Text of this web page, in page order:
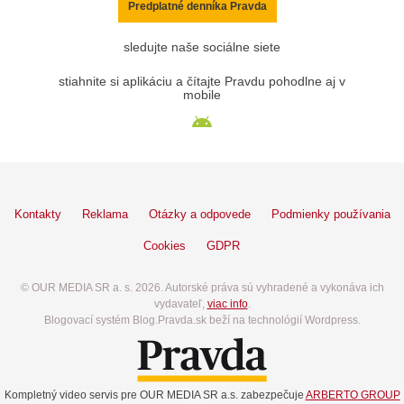
Predplatné denníka Pravda
sledujte naše sociálne siete
stiahnite si aplikáciu a čítajte Pravdu pohodlne aj v
mobile
Kontakty Reklama Otázky a odpovede Podmienky používania
Cookies GDPR
© OUR MEDIA SR a. s. 2026. Autorské práva sú vyhradené a vykonáva ich
vydavateľ, viac info.
Blogovací systém Blog.Pravda.sk beží na technológií Wordpress.
Kompletný video servis pre OUR MEDIA SR a.s. zabezpečuje ARBERTO GROUP